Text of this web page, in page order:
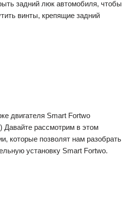
задний люк автомобиля, чтобы
винты, крепящие задний
двигателя Smart Fortwo
Давайте рассмотрим в этом
которые позволят нам разобрать
установку Smart Fortwo.